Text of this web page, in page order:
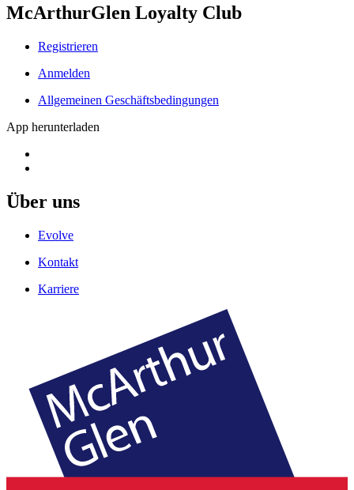
McArthurGlen Loyalty Club
Registrieren
Anmelden
Allgemeinen Geschäftsbedingungen
App herunterladen
Über uns
Evolve
Kontakt
Karriere